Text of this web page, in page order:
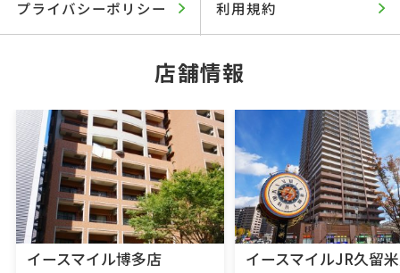
プライバシーポリシー 利用規約
店舗情報
イースマイル博多店 イースマイルJR久留